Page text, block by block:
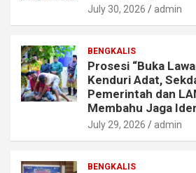
July 30, 2026 admin
BENGKALIS
Prosesi “Buka
Kenduri Adat,
Pemerintah dan
Membahu Jaga
July 29, 2026 admin
BENGKALIS